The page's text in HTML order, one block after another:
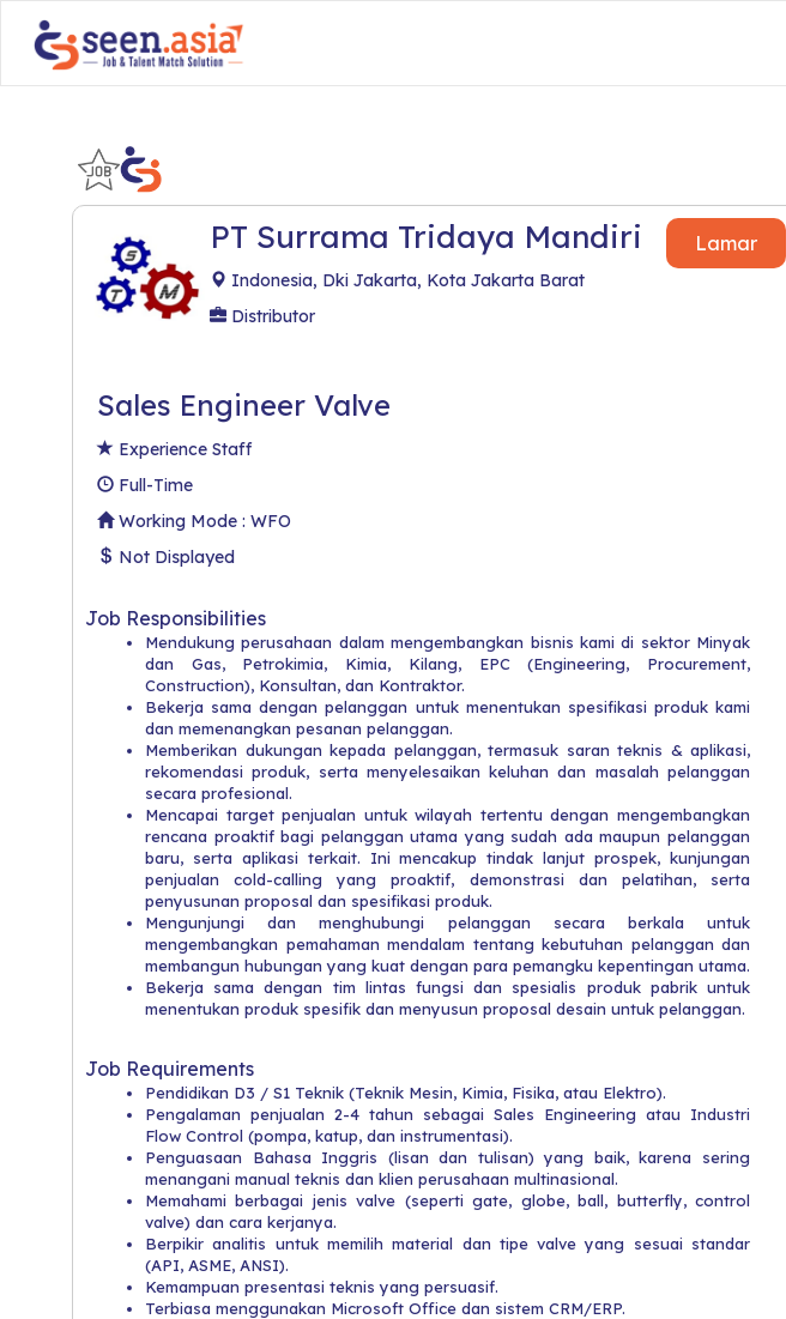
PT Surrama Tridaya Mandiri
Indonesia, Dki Jakarta, Kota Jakarta Barat
Distributor
Lamar
Sales Engineer Valve
Experience Staff
Full-Time
Working Mode : WFO
Not Displayed
Job Responsibilities
Mendukung perusahaan dalam mengembangkan bisnis kami di sektor Minyak
dan Gas, Petrokimia, Kimia, Kilang, EPC (Engineering, Procurement,
Construction), Konsultan, dan Kontraktor.
Bekerja sama dengan pelanggan untuk menentukan spesifikasi produk kami
dan memenangkan pesanan pelanggan.
Memberikan dukungan kepada pelanggan, termasuk saran teknis & aplikasi,
rekomendasi produk, serta menyelesaikan keluhan dan masalah pelanggan
secara profesional.
Mencapai target penjualan untuk wilayah tertentu dengan mengembangkan
rencana proaktif bagi pelanggan utama yang sudah ada maupun pelanggan
baru, serta aplikasi terkait. Ini mencakup tindak lanjut prospek, kunjungan
penjualan cold-calling yang proaktif, demonstrasi dan pelatihan, serta
penyusunan proposal dan spesifikasi produk.
Mengunjungi dan menghubungi pelanggan secara berkala untuk
mengembangkan pemahaman mendalam tentang kebutuhan pelanggan dan
membangun hubungan yang kuat dengan para pemangku kepentingan utama.
Bekerja sama dengan tim lintas fungsi dan spesialis produk pabrik untuk
menentukan produk spesifik dan menyusun proposal desain untuk pelanggan.
Job Requirements
Pendidikan D3 / S1 Teknik (Teknik Mesin, Kimia, Fisika, atau Elektro).
Pengalaman penjualan 2-4 tahun sebagai Sales Engineering atau Industri
Flow Control (pompa, katup, dan instrumentasi).
Penguasaan Bahasa Inggris (lisan dan tulisan) yang baik, karena sering
menangani manual teknis dan klien perusahaan multinasional.
Memahami berbagai jenis valve (seperti gate, globe, ball, butterfly, control
valve) dan cara kerjanya.
Berpikir analitis untuk memilih material dan tipe valve yang sesuai standar
(API, ASME, ANSI).
Kemampuan presentasi teknis yang persuasif.
Terbiasa menggunakan Microsoft Office dan sistem CRM/ERP.